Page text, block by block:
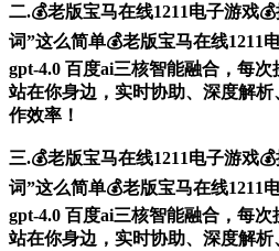
二.💰老版宝马在线1211电子游戏
词”这么简单💰老版宝马在线1211
gpt-4.0 百度ai三核智能融合，每
站在你身边，实时协助、深度解
作效率！
三.💰老版宝马在线1211电子游戏
词”这么简单💰老版宝马在线1211
gpt-4.0 百度ai三核智能融合，每
站在你身边，实时协助、深度解